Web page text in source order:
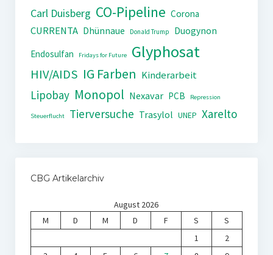
Carl Duisberg CO-Pipeline Corona
CURRENTA Dhünnaue Donald Trump
Duogynon
Endosulfan
Fridays for Future Glyphosat
HIV/AIDS IG Farben Kinderarbeit
Lipobay Monopol Nexavar PCB Repression
Steuerflucht Tierversuche Trasylol UNEP Xarelto
CBG Artikelarchiv
August 2026
M
D M D F S
S
1
2